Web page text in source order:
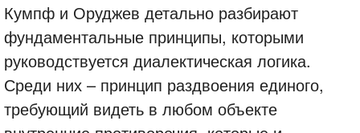
Кумпф и Оруджев детально разбирают
фундаментальные принципы, которыми
руководствуется диалектическая логика.
Среди них – принцип раздвоения единого,
требующий видеть в любом объекте